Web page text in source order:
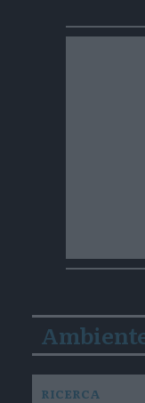
RICERCA